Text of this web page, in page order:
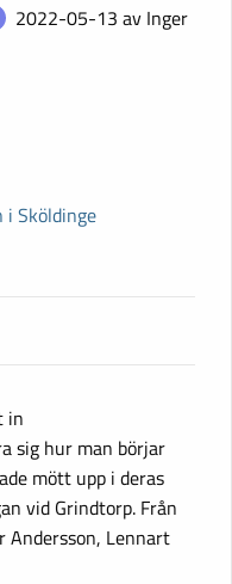
2022-05-13av Inger
Sköldinge
in
sig hur man börjar
mött upp i deras
vid Grindtorp. Från
Andersson, Lennart